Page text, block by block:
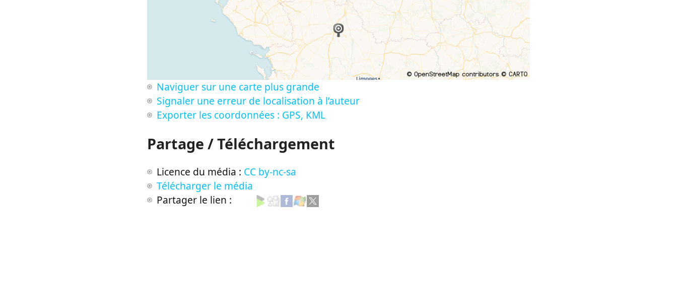
Naviguer sur une carte plus grande
Signaler une erreur de localisation à l’auteur
Exporter les coordonnées : GPS, KML
Partage / Téléchargement
Licence du média : CC by-nc-sa
Télécharger le média
Partager le lien :